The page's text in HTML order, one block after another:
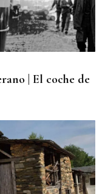
| El coche de